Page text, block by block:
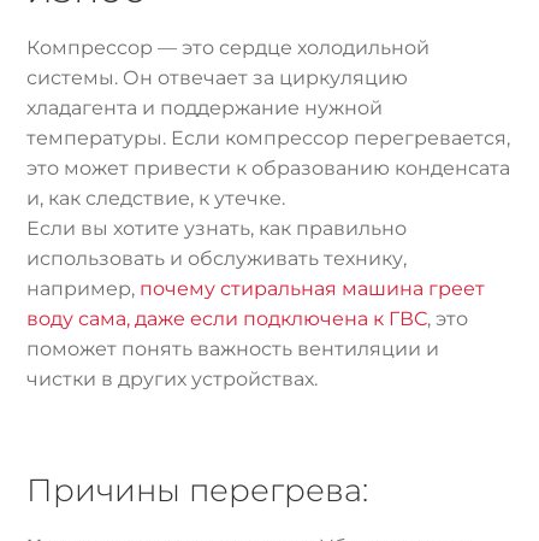
Компрессор — это сердце холодильной
системы. Он отвечает за циркуляцию
хладагента и поддержание нужной
температуры. Если компрессор перегревается,
это может привести к образованию конденсата
и, как следствие, к утечке.
Если вы хотите узнать, как правильно
использовать и обслуживать технику,
например, почему стиральная машина греет
воду сама, даже если подключена к ГВС, это
поможет понять важность вентиляции и
чистки в других устройствах.
Причины перегрева: